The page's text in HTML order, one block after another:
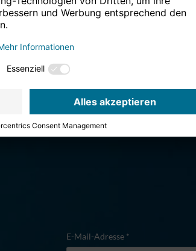
E-Mail-Adresse *